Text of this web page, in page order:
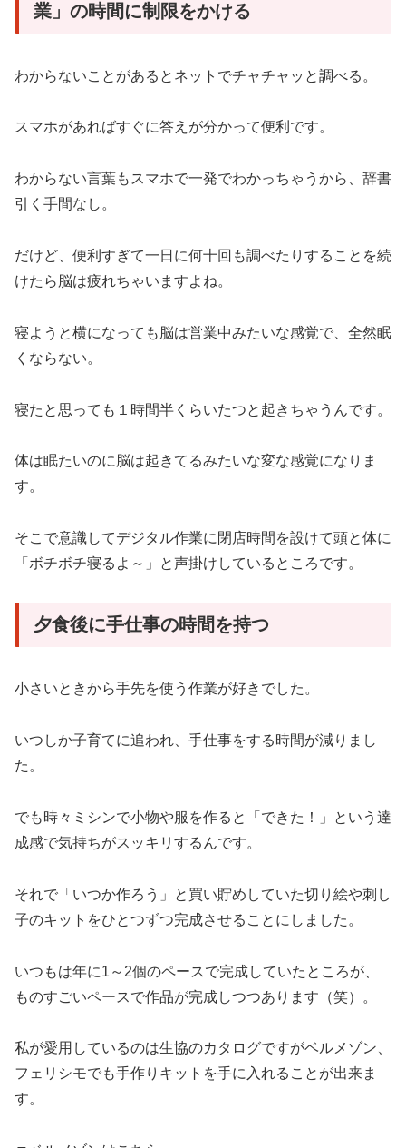
業」の時間に制限をかける
わからないことがあるとネットでチャチャッと調べる。
スマホがあればすぐに答えが分かって便利です。
わからない言葉もスマホで一発でわかっちゃうから、辞書
引く手間なし。
だけど、便利すぎて一日に何十回も調べたりすることを続
けたら脳は疲れちゃいますよね。
寝ようと横になっても脳は営業中みたいな感覚で、全然眠
くならない。
寝たと思っても１時間半くらいたつと起きちゃうんです。
体は眠たいのに脳は起きてるみたいな変な感覚になりま
す。
そこで意識してデジタル作業に閉店時間を設けて頭と体に
「ボチボチ寝るよ～」と声掛けしているところです。
夕食後に手仕事の時間を持つ
小さいときから手先を使う作業が好きでした。
いつしか子育てに追われ、手仕事をする時間が減りまし
た。
でも時々ミシンで小物や服を作ると「できた！」という達
成感で気持ちがスッキリするんです。
それで「いつか作ろう」と買い貯めしていた切り絵や刺し
子のキットをひとつずつ完成させることにしました。
いつもは年に1～2個のペースで完成していたところが、
ものすごいペースで作品が完成しつつあります（笑）。
私が愛用しているのは生協のカタログですがベルメゾン、
フェリシモでも手作りキットを手に入れることが出来ま
す。